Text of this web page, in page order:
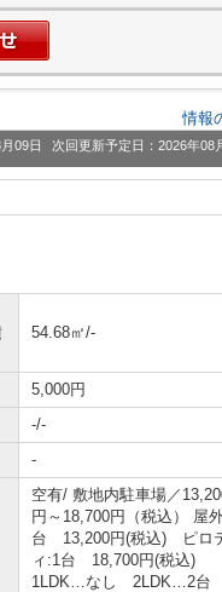
情報
09日 次回更新予定日：2026年08
54.68㎡/-
5,000円
-/-
-
空有/ 敷地内駐車場／
円～18,700円（税込） 屋
台 13,200円(税込) ピロ
ィ:1台 18,700円(税込)
1LDK…なし 2LDK…2台